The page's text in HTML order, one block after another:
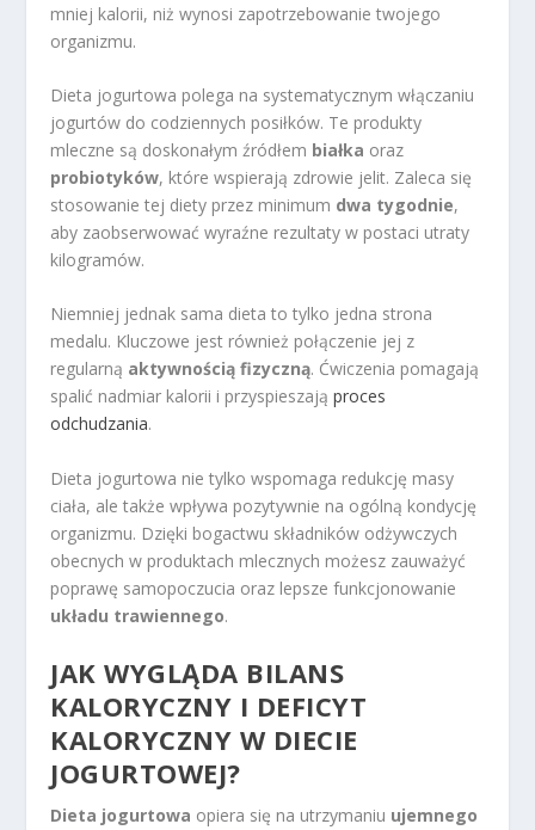
mniej kalorii, niż wynosi zapotrzebowanie twojego
organizmu.
Dieta jogurtowa polega na systematycznym włączaniu
jogurtów do codziennych posiłków. Te produkty
mleczne są doskonałym źródłem białka oraz
probiotyków, które wspierają zdrowie jelit. Zaleca się
stosowanie tej diety przez minimum dwa tygodnie,
aby zaobserwować wyraźne rezultaty w postaci utraty
kilogramów.
Niemniej jednak sama dieta to tylko jedna strona
medalu. Kluczowe jest również połączenie jej z
regularną aktywnością fizyczną. Ćwiczenia pomagają
spalić nadmiar kalorii i przyspieszająproces
odchudzania.
Dieta jogurtowa nie tylko wspomaga redukcję masy
ciała, ale także wpływa pozytywnie na ogólną kondycję
organizmu. Dzięki bogactwu składników odżywczych
obecnych w produktach mlecznych możesz zauważyć
poprawę samopoczucia oraz lepsze funkcjonowanie
układu trawiennego.
JAK WYGLĄDA BILANS
KALORYCZNY I DEFICYT
KALORYCZNY W DIECIE
JOGURTOWEJ?
Dieta jogurtowa opiera się na utrzymaniu ujemnego